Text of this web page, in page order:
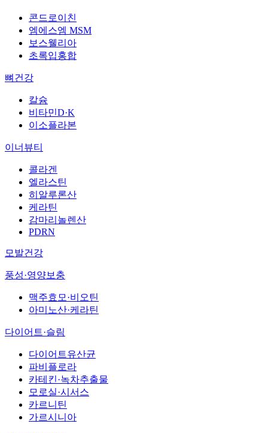
콘드로이친
엠에스엠 MSM
보스웰리아
초록입홍합
뼈건강
칼슘
비타민D·K
이소플라본
이너뷰티
콜라겐
엘라스틴
히알루론산
케라틴
감마리놀렌산
PDRN
모발건강
풍성·영양보충
맥주효모·비오틴
아미노산·케라틴
다이어트·슬림
다이어트유산균
파비플로라
카테킨·녹차추출물
모로실·시서스
카르니틴
가르시니아